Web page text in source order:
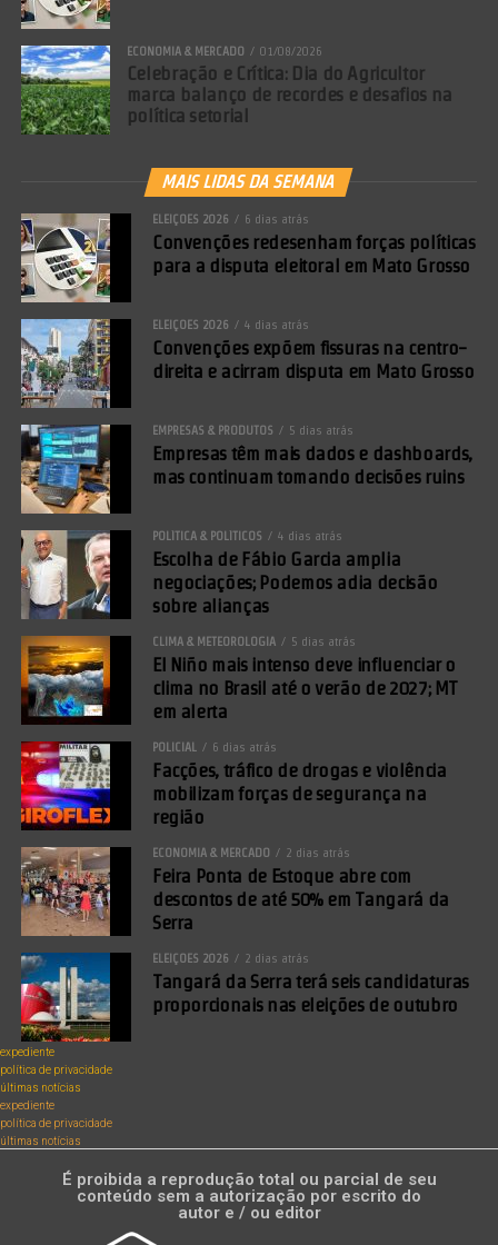
ECONOMIA & MERCADO 01/08/2026
Celebração e Crítica: Dia do Agricultor
marca balanço de recordes e desafios na
política setorial
MAIS LIDAS DA SEMANA
ELEIÇÕES 2026 6 dias atrás
Convenções redesenham forças políticas
para a disputa eleitoral em Mato Grosso
ELEIÇÕES 2026 4 dias atrás
Convenções expõem fissuras na centro-
direita e acirram disputa em Mato Grosso
EMPRESAS & PRODUTOS 5 dias atrás
Empresas têm mais dados e dashboards,
mas continuam tomando decisões ruins
POLÍTICA & POLÍTICOS 4 dias atrás
Escolha de Fábio Garcia amplia
negociações; Podemos adia decisão
sobre alianças
CLIMA & METEOROLOGIA 5 dias atrás
El Niño mais intenso deve influenciar o
clima no Brasil até o verão de 2027; MT
em alerta
POLICIAL 6 dias atrás
Facções, tráfico de drogas e violência
mobilizam forças de segurança na
região
ECONOMIA & MERCADO 2 dias atrás
Feira Ponta de Estoque abre com
descontos de até 50% em Tangará da
Serra
ELEIÇÕES 2026 2 dias atrás
Tangará da Serra terá seis candidaturas
proporcionais nas eleições de outubro
expediente
política de privacidade
últimas notícias
expediente
política de privacidade
últimas notícias
É proibida a reprodução total ou parcial de seu
conteúdo sem a autorização por escrito do
autor e / ou editor